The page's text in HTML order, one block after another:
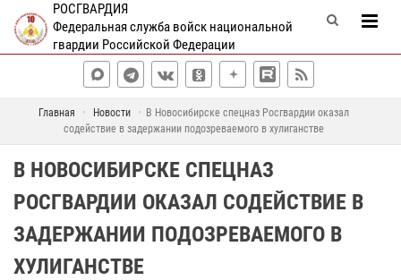
РОСГВАРДИЯ
Федеральная служба войск национальной
гвардии Российской Федерации
Главная Новости
В Новосибирске спецназ Росгвардии оказал
содействие в задержании подозреваемого в хулиганстве
В НОВОСИБИРСКЕ СПЕЦНАЗ
РОСГВАРДИИ ОКАЗАЛ СОДЕЙСТВИЕ В
ЗАДЕРЖАНИИ ПОДОЗРЕВАЕМОГО В
ХУЛИГАНСТВЕ